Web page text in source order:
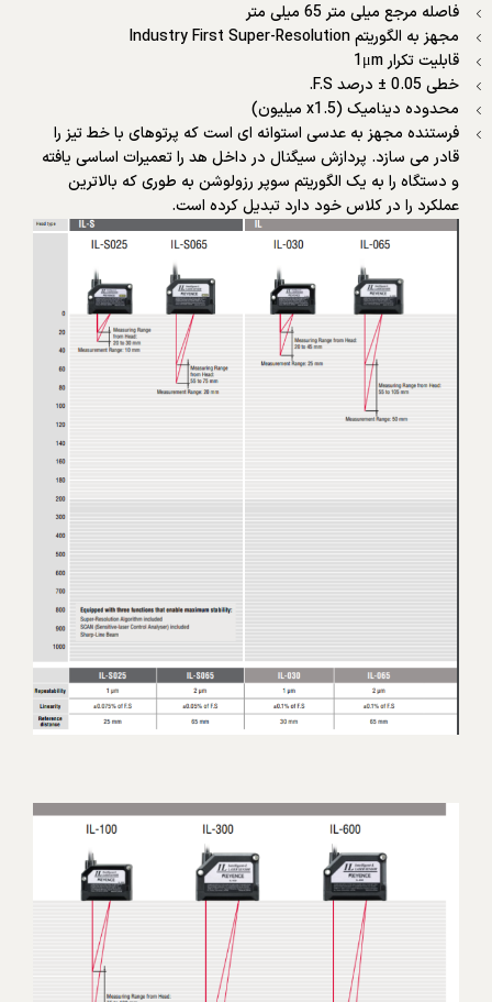
فاصله مرجع میلی متر 65 میلی متر
مجهز به الگوریتم Industry First Super-Resolution
قابلیت تکرار 1μm
خطی 0.05 ± درصد F.S.
محدوده دینامیک (x1.5 میلیون)
فرستنده مجهز به عدسی استوانه ای است که پرتوهای با خط تیز را
قادر می سازد. پردازش سیگنال در داخل هد را تعمیرات اساسی یافته
و دستگاه را به یک الگوریتم سوپر رزولوشن به طوری که بالاترین
عملکرد را در کلاس خود دارد تبدیل کرده است.